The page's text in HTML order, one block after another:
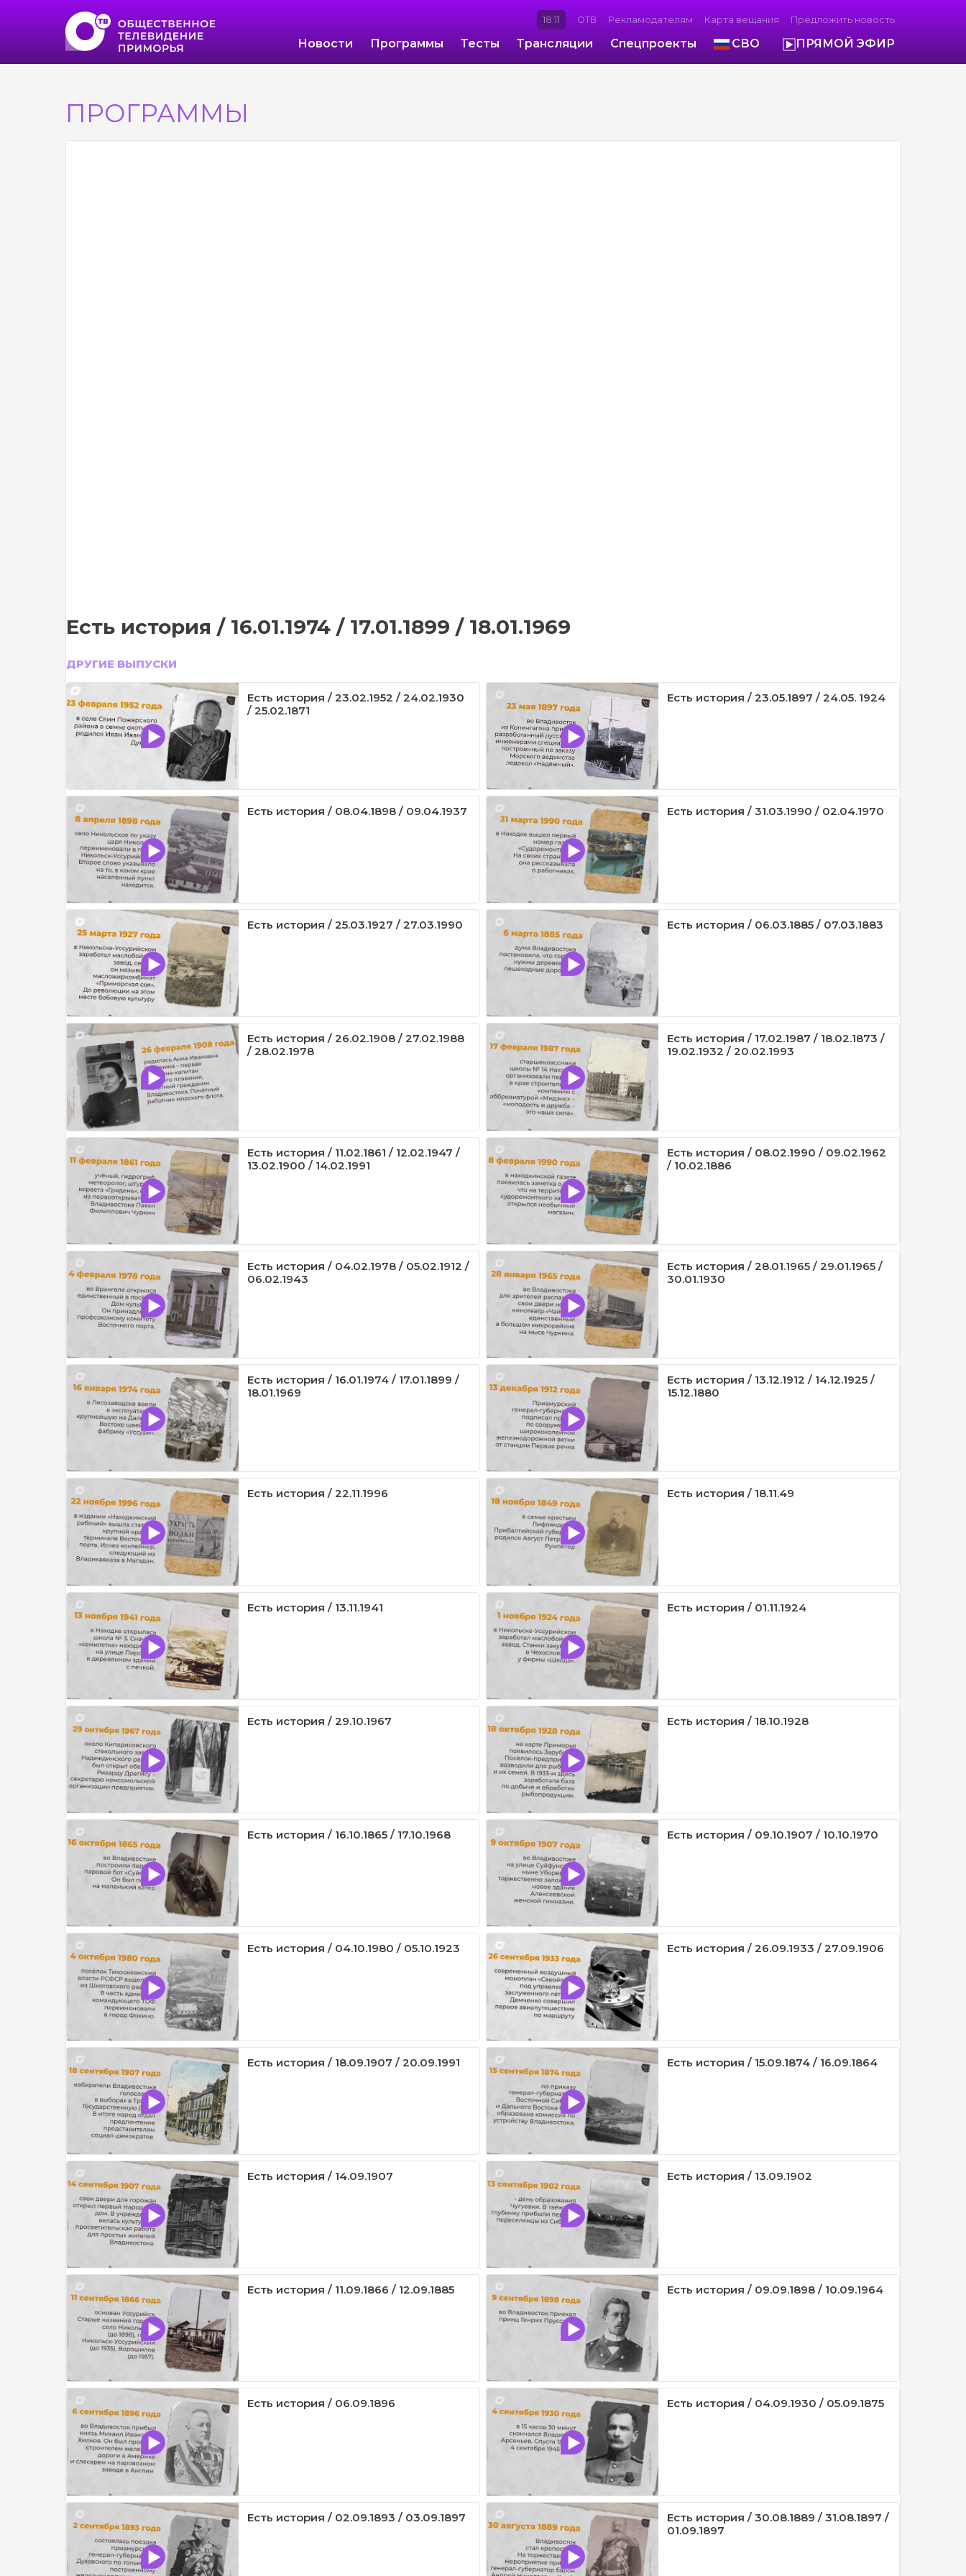
18:11 ОТВ Рекламодателям Карта вещания Предложить новость
Новости Программы Тесты Трансляции Спецпроекты СВО ПРЯМОЙ ЭФИР
ПРОГРАММЫ
Есть история / 16.01.1974 / 17.01.1899 / 18.01.1969
ДРУГИЕ ВЫПУСКИ
Есть история / 23.02.1952 / 24.02.1930
/ 25.02.1871
Есть история / 23.05.1897 / 24.05. 1924
Есть история / 08.04.1898 / 09.04.1937 Есть история / 31.03.1990 / 02.04.1970
Есть история / 25.03.1927 / 27.03.1990 Есть история / 06.03.1885 / 07.03.1883
Есть история / 26.02.1908 / 27.02.1988
/ 28.02.1978
Есть история / 17.02.1987 / 18.02.1873 /
19.02.1932 / 20.02.1993
Есть история / 11.02.1861 / 12.02.1947 /
13.02.1900 / 14.02.1991
Есть история / 08.02.1990 / 09.02.1962
/ 10.02.1886
Есть история / 04.02.1978 / 05.02.1912 /
06.02.1943
Есть история / 28.01.1965 / 29.01.1965 /
30.01.1930
Есть история / 16.01.1974 / 17.01.1899 /
18.01.1969
Есть история / 13.12.1912 / 14.12.1925 /
15.12.1880
Есть история / 22.11.1996 Есть история / 18.11.49
Есть история / 13.11.1941 Есть история / 01.11.1924
Есть история / 29.10.1967 Есть история / 18.10.1928
Есть история / 16.10.1865 / 17.10.1968 Есть история / 09.10.1907 / 10.10.1970
Есть история / 04.10.1980 / 05.10.1923 Есть история / 26.09.1933 / 27.09.1906
Есть история / 18.09.1907 / 20.09.1991 Есть история / 15.09.1874 / 16.09.1864
Есть история / 14.09.1907 Есть история / 13.09.1902
Есть история / 11.09.1866 / 12.09.1885 Есть история / 09.09.1898 / 10.09.1964
Есть история / 06.09.1896 Есть история / 04.09.1930 / 05.09.1875
Есть история / 02.09.1893 / 03.09.1897
Есть история / 30.08.1889 / 31.08.1897 /
01.09.1897